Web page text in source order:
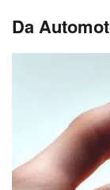
Da